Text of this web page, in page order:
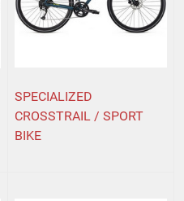
SPECIALIZED
CROSSTRAIL / SPORT
BIKE